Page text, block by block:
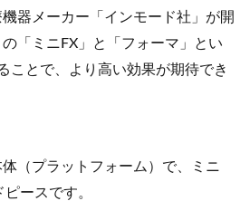
器メーカー「インモード社」が開
「ミニFX」と「フォーマ」とい
ことで、より高い効果が期待でき
（プラットフォーム）で、ミニ
ースです。